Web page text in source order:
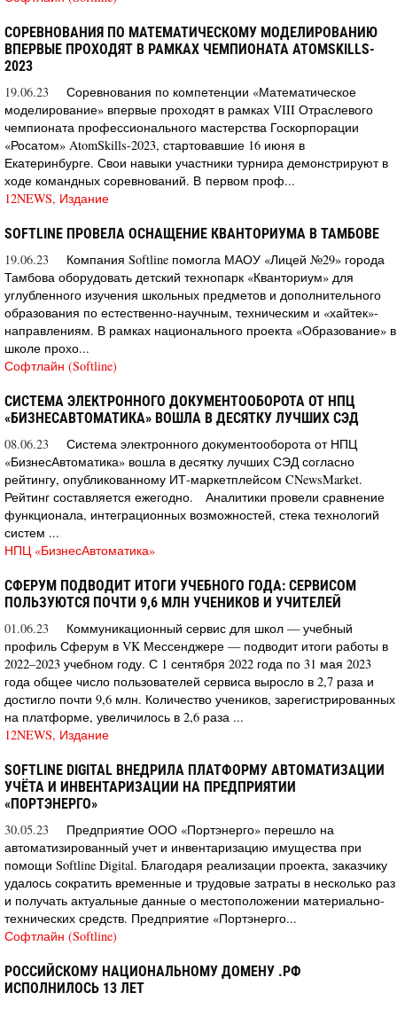
СОРЕВНОВАНИЯ ПО МАТЕМАТИЧЕСКОМУ МОДЕЛИРОВАНИЮ
ВПЕРВЫЕ ПРОХОДЯТ В РАМКАХ ЧЕМПИОНАТА ATOMSKILLS-
2023
19.06.23
Соревнования по компетенции «Математическое
моделирование» впервые проходят в рамках VIII Отраслевого
чемпионата профессионального мастерства Госкорпорации
«Росатом» AtomSkills-2023, стартовавшие 16 июня в
Екатеринбурге. Свои навыки участники турнира демонстрируют в
ходе командных соревнований. В первом проф...
12NEWS, Издание
SOFTLINE ПРОВЕЛА ОСНАЩЕНИЕ КВАНТОРИУМА В ТАМБОВЕ
19.06.23
Компания Softline помогла МАОУ «Лицей №29» города
Тамбова оборудовать детский технопарк «Кванториум» для
углубленного изучения школьных предметов и дополнительного
образования по естественно-научным, техническим и «хайтек»-
направлениям. В рамках национального проекта «Образование» в
школе прохо...
Софтлайн (Softline)
СИСТЕМА ЭЛЕКТРОННОГО ДОКУМЕНТООБОРОТА ОТ НПЦ
«БИЗНЕСАВТОМАТИКА» ВОШЛА В ДЕСЯТКУ ЛУЧШИХ СЭД
08.06.23
Система электронного документооборота от НПЦ
«БизнесАвтоматика» вошла в десятку лучших СЭД согласно
рейтингу, опубликованному ИТ-маркетплейсом CNewsMarket.
Рейтинг составляется ежегодно. Аналитики провели сравнение
функционала, интеграционных возможностей, стека технологий
систем ...
НПЦ «БизнесАвтоматика»
СФЕРУМ ПОДВОДИТ ИТОГИ УЧЕБНОГО ГОДА: СЕРВИСОМ
ПОЛЬЗУЮТСЯ ПОЧТИ 9,6 МЛН УЧЕНИКОВ И УЧИТЕЛЕЙ
01.06.23
Коммуникационный сервис для школ — учебный
профиль Сферум в VK Мессенджере — подводит итоги работы в
2022–2023 учебном году. С 1 сентября 2022 года по 31 мая 2023
года общее число пользователей сервиса выросло в 2,7 раза и
достигло почти 9,6 млн. Количество учеников, зарегистрированных
на платформе, увеличилось в 2,6 раза ...
12NEWS, Издание
SOFTLINE DIGITAL ВНЕДРИЛА ПЛАТФОРМУ АВТОМАТИЗАЦИИ
УЧЁТА И ИНВЕНТАРИЗАЦИИ НА ПРЕДПРИЯТИИ
«ПОРТЭНЕРГО»
30.05.23
Предприятие ООО «Портэнерго» перешло на
автоматизированный учет и инвентаризацию имущества при
помощи Softline Digital. Благодаря реализации проекта, заказчику
удалось сократить временные и трудовые затраты в несколько раз
и получать актуальные данные о местоположении материально-
технических средств. Предприятие «Портэнерго...
Софтлайн (Softline)
РОССИЙСКОМУ НАЦИОНАЛЬНОМУ ДОМЕНУ .РФ
ИСПОЛНИЛОСЬ 13 ЛЕТ